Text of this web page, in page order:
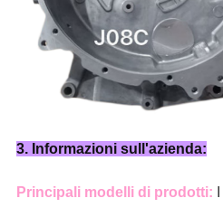
3. Informazioni sull'azienda:
Principali modelli di prodotti: